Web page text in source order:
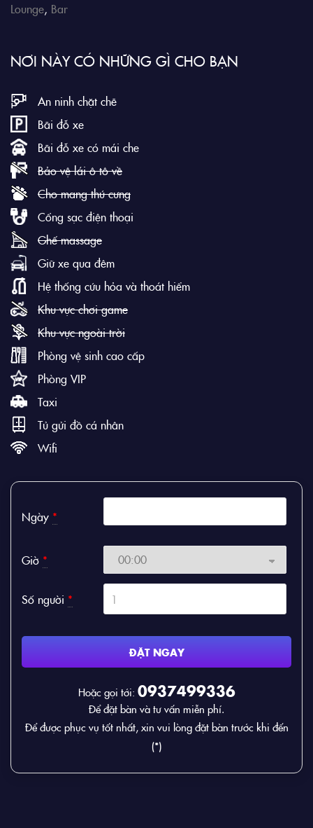
Lounge, Bar
NƠI NÀY CÓ NHỮNG GÌ CHO BẠN
An ninh chặt chẽ
Bãi đỗ xe
Bãi đỗ xe có mái che
Bảo vệ lái ô tô về
Cho mang thú cưng
Cổng sạc điện thoại
Ghế massage
Giữ xe qua đêm
Hệ thống cứu hỏa và thoát hiểm
Khu vực chơi game
Khu vực ngoài trời
Phòng vệ sinh cao cấp
Phòng VIP
Taxi
Tủ gửi đồ cá nhân
Wifi
Ngày *
Giờ *
Số người *
ĐẶT NGAY
Hoặc gọi tới: 0937499336
Để đặt bàn và tư vấn miễn phí.
Để được phục vụ tốt nhất, xin vui lòng đặt bàn trước khi đến
(*)